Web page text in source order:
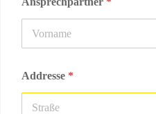
Addresse *